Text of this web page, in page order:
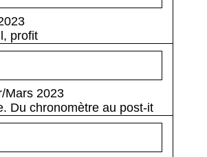
profit
Mars 2023
Du chronomètre au post-it